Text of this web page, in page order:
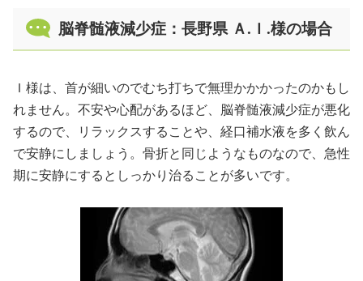
脳脊髄液減少症に鍼治療は効果があるか？
やってはいけないこと
治療費
患者様のレビューをもっと見る
よくある質問
著者情報
脳脊髄液減少症：長野県 Ａ.Ｉ.様の場合
Ｉ様は、首が細いのでむち打ちで無理かかかったのかもし
れません。不安や心配があるほど、脳脊髄液減少症が悪化
するので、リラックスすることや、経口補水液を多く飲ん
で安静にしましょう。骨折と同じようなものなので、急性
期に安静にするとしっかり治ることが多いです。